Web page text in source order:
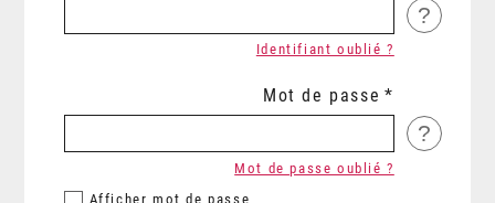
?
Identifiant oublié ?
Mot de passe
?
Afficher mot de passe
Mot de passe oublié ?